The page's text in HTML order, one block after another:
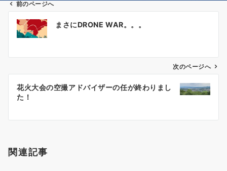
投
稿
ナ
ビ
ゲ
シ
ン
前のページへ
まさにDRONE WAR。。。
次のページへ
花火大会の空撮アドバイザーの任が終わりまし
た！
関連記事